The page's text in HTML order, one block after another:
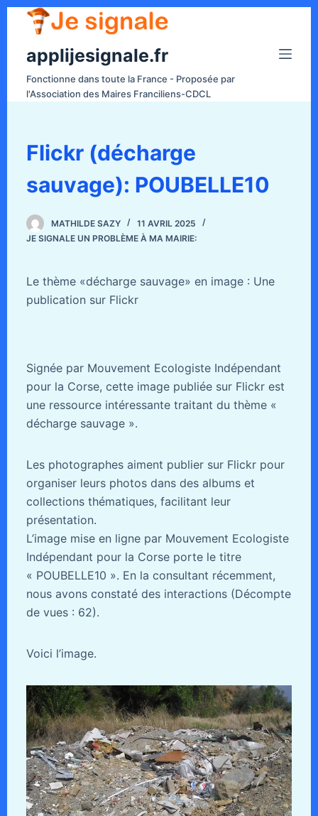
applijesignale.fr
Fonctionne dans toute la France - Proposée par
l'Association des Maires Franciliens-CDCL
Flickr (décharge
sauvage): POUBELLE10
MATHILDE SAZY
11 AVRIL 2025
JE SIGNALE UN PROBLÈME À MA MAIRIE:
Le thème «décharge sauvage» en image : Une
publication sur Flickr
Signée par Mouvement Ecologiste Indépendant
pour la Corse, cette image publiée sur Flickr est
une ressource intéressante traitant du thème «
décharge sauvage ».
Les photographes aiment publier sur Flickr pour
organiser leurs photos dans des albums et
collections thématiques, facilitant leur
présentation.
L’image mise en ligne par Mouvement Ecologiste
Indépendant pour la Corse porte le titre
« POUBELLE10 ». En la consultant récemment,
nous avons constaté des interactions (Décompte
de vues : 62).
Voici l’image.